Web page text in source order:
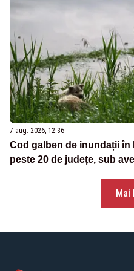
7 aug. 2026, 12:36
Cod galben de inundații în
peste 20 de județe, sub
Mai